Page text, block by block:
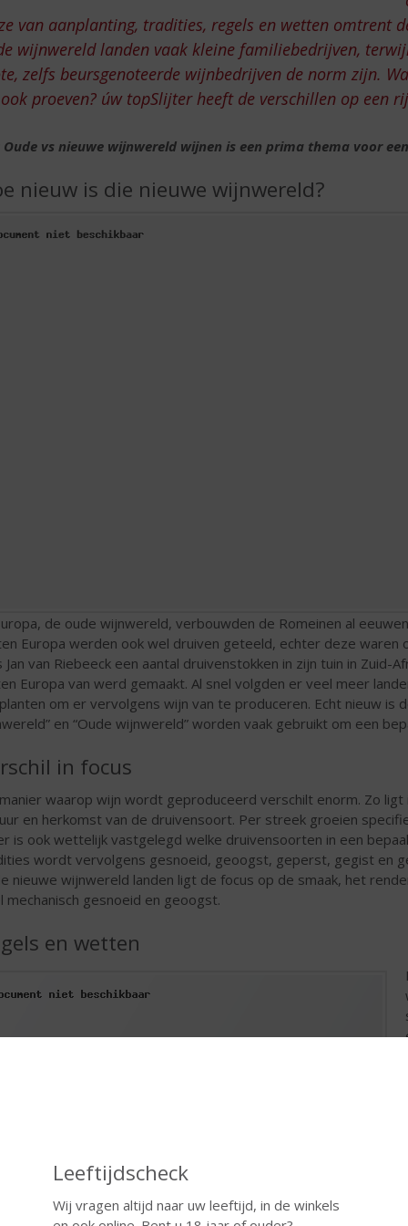
Leeftijdscheck
Wij vragen altijd naar uw leeftijd, in de winkels
van aanplanting, tradities, regels en wetten omtrent
wijnwereld landen vaak kleine familiebedrijven,
zelfs beursgenoteerde wijnbedrijven de norm zijn.
proeven? úw topSlijter heeft de verschillen op een
Oude vs nieuwe wijnwereld wijnen is een prima thema voor
nieuw is die nieuwe wijnwereld?
de oude wijnwereld, verbouwden de Romeinen al
Europa werden ook wel druiven geteeld, echter deze
Jan van Riebeeck een aantal druivenstokken in zijn tuin in
Europa van werd gemaakt. Al snel volgden er veel meer
om er vervolgens wijn van te produceren. Echt nieuw is
en “Oude wijnwereld” worden vaak gebruikt om een
in focus
waarop wijn wordt geproduceerd verschilt enorm. Zo
en herkomst van de druivensoort. Per streek groeien
is ook wettelijk vastgelegd welke druivensoorten in een
wordt vervolgens gesnoeid, geoogst, geperst, gegist en
nieuwe wijnwereld landen ligt de focus op de smaak, het
mechanisch gesnoeid en geoogst.
en wetten